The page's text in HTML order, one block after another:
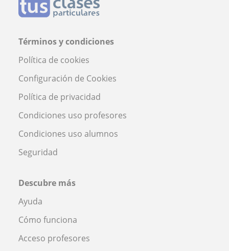
Términos y condiciones
Política de cookies
Configuración de Cookies
Política de privacidad
Condiciones uso profesores
Condiciones uso alumnos
Seguridad
Descubre más
Ayuda
Cómo funciona
Acceso profesores